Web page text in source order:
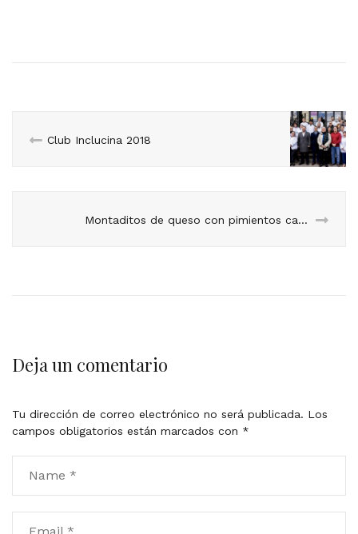
Club Inclucina 2018
Montaditos de queso con pimientos caramelizados
Deja un comentario
Tu dirección de correo electrónico no será publicada. Los
campos obligatorios están marcados con *